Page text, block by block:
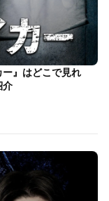
』はどこで見れ
介